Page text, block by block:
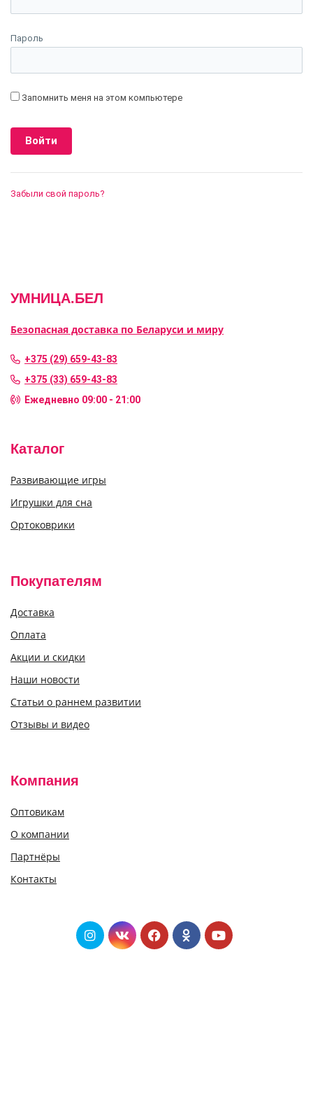
Пароль
Запомнить меня на этом компьютере
Забыли свой пароль?
УМНИЦА.БЕЛ
Безопасная доставка по Беларуси и миру
+375 (29) 659-43-83
+375 (33) 659-43-83
Ежедневно 09:00 - 21:00
Каталог
Развивающие игры
Игрушки для сна
Ортоковрики
Покупателям
Доставка
Оплата
Акции и скидки
Наши новости
Статьи о раннем развитии
Отзывы и видео
Компания
Оптовикам
О компании
Партнёры
Контакты